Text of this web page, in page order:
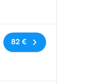
82 €